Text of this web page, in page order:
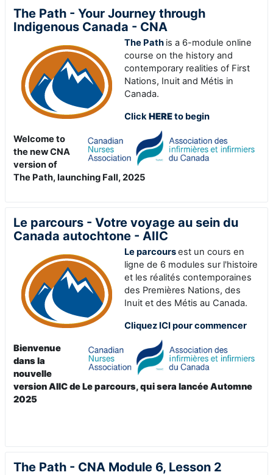
The Path - Your Journey through
Indigenous Canada - CNA
The Path is a 6-module online
course on the history and
contemporary realities of First
Nations, Inuit and Métis in
Canada.
ClickHEREto begin
Welcome to
the new CNA
version of
The Path, launching Fall, 2025
Le parcours - Votre voyage au sein du
Canada autochtone - AIIC
Le parcoursest un cours en
ligne de 6 modules sur l'histoire
et les réalités contemporaines
des Premières Nations, des
Inuit et des Métis au Canada.
Cliquez ICI pour commencer
Bienvenue
dans la
nouvelle
version AIIC de Le parcours, qui sera lancée Automne
2025
The Path - CNA Module 6, Lesson 2